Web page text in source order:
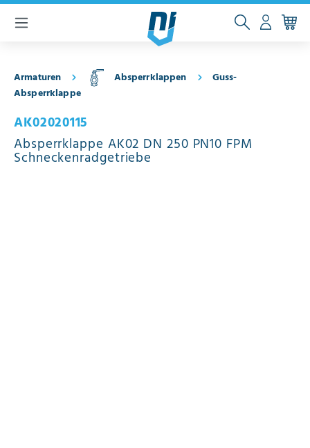
springen
Armaturen Absperrklappen
Guss-
Absperrklappe
AK02020115
Absperrklappe AK02 DN 250 PN10 FPM
Schneckenradgetriebe